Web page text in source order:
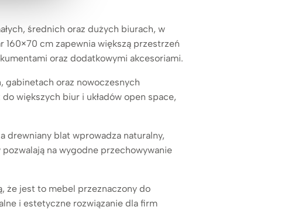
średnich oraz dużych biurach, w
cm zapewnia większą przestrzeń
oraz dodatkowymi akcesoriami.
gabinetach oraz nowoczesnych
większych biur i układów open space,
drewniany blat wprowadza naturalny,
na wygodne przechowywanie
że jest to mebel przeznaczony do
i estetyczne rozwiązanie dla firm